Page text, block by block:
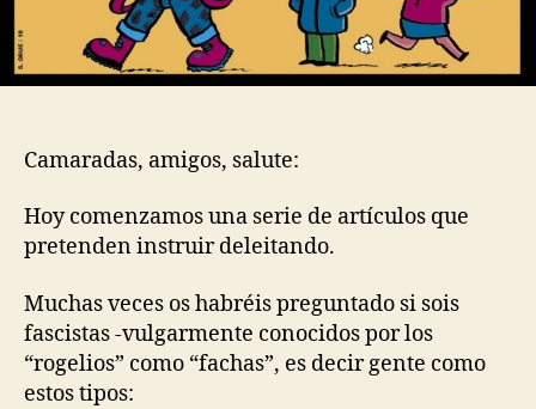
Camaradas, amigos, salute:
Hoy comenzamos una serie de artículos que
pretenden instruir deleitando.
Muchas veces os habréis preguntado si sois
fascistas -vulgarmente conocidos por los
“rogelios” como “fachas”, es decir gente como
estos tipos: